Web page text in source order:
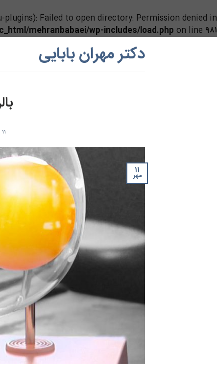
Failed to open directory: Permission denied in
mehranbabaei/wp-includes/load.php on line ۹۸۱
دکتر مهران بابایی
۱۱ مهر ۱۳۹۹
۱۱
مهر